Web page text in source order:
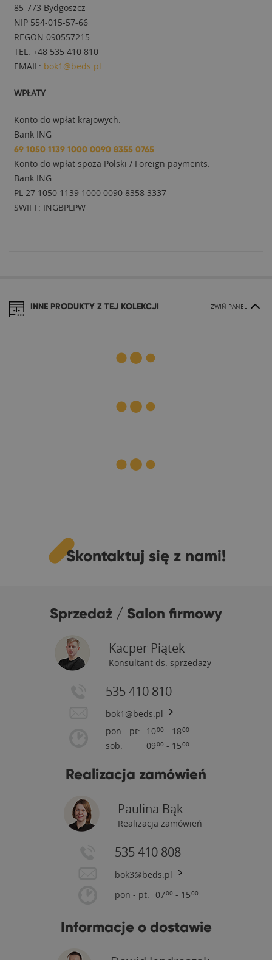
85-773 Bydgoszcz
NIP 554-015-57-66
REGON 090557215
TEL: +48 535 410 810
EMAIL: bok1@beds.pl
WPŁATY
Konto do wpłat krajowych:
Bank ING
69 1050 1139 1000 0090 8355 0765
Konto do wpłat spoza Polski / Foreign payments:
Bank ING
PL 27 1050 1139 1000 0090 8358 3337
SWIFT: INGBPLPW
INNE PRODUKTY Z TEJ KOLEKCJI ZWIŃ PANEL
Skontaktuj się z nami!
Sprzedaż / Salon firmowy
Kacper Piątek
Konsultant ds. sprzedaży
535 410 810
bok1@beds.pl
pon - pt:
sob:
1000 - 1800
0900 - 1500
Realizacja zamówień
Paulina Bąk
Realizacja zamówień
535 410 808
bok3@beds.pl
pon - pt: 0700 - 1500
Informacje o dostawie